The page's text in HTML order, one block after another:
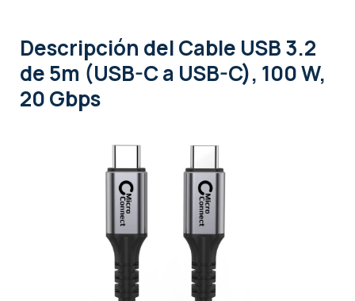
Descripción del Cable USB 3.2
de 5m (USB-C a USB-C), 100 W,
20 Gbps